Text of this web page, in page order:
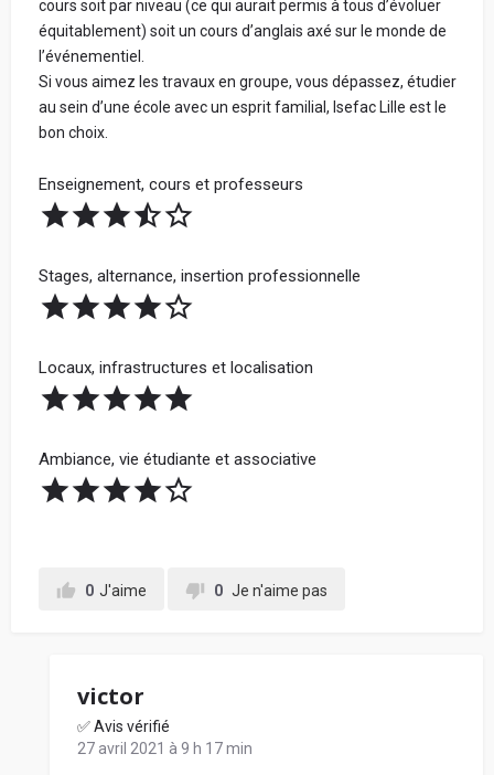
cours soit par niveau (ce qui aurait permis à tous d’évoluer
équitablement) soit un cours d’anglais axé sur le monde de
l’événementiel.
Si vous aimez les travaux en groupe, vous dépassez, étudier
au sein d’une école avec un esprit familial, Isefac Lille est le
bon choix.
Enseignement, cours et professeurs
Stages, alternance, insertion professionnelle
Locaux, infrastructures et localisation
Ambiance, vie étudiante et associative
0 J'aime 0 Je n'aime pas
victor
✅ Avis vérifié
27 avril 2021 à 9 h 17 min